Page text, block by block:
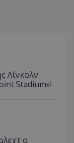
Λίνκολν
Stadium»!
ο